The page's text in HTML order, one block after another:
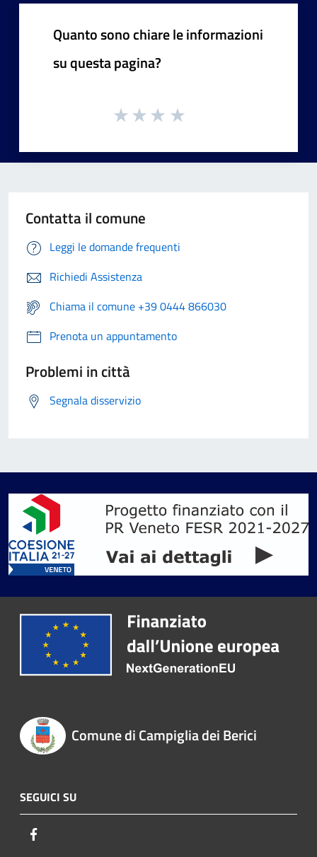
Quanto sono chiare le informazioni
su questa pagina?
Contatta il comune
Leggi le domande frequenti
Richiedi Assistenza
Chiama il comune +39 0444 866030
Prenota un appuntamento
Problemi in città
Segnala disservizio
Comune di Campiglia dei Berici
SEGUICI SU